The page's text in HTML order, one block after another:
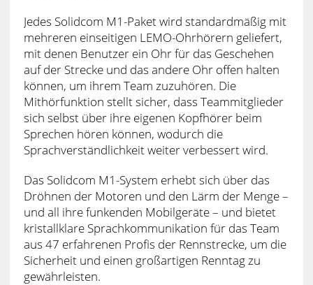
Jedes Solidcom M1-Paket wird standardmäßig mit
mehreren einseitigen LEMO-Ohrhörern geliefert,
mit denen Benutzer ein Ohr für das Geschehen
auf der Strecke und das andere Ohr offen halten
können, um ihrem Team zuzuhören. Die
Mithörfunktion stellt sicher, dass Teammitglieder
sich selbst über ihre eigenen Kopfhörer beim
Sprechen hören können, wodurch die
Sprachverständlichkeit weiter verbessert wird.
Das Solidcom M1-System erhebt sich über das
Dröhnen der Motoren und den Lärm der Menge –
und all ihre funkenden Mobilgeräte – und bietet
kristallklare Sprachkommunikation für das Team
aus 47 erfahrenen Profis der Rennstrecke, um die
Sicherheit und einen großartigen Renntag zu
gewährleisten.